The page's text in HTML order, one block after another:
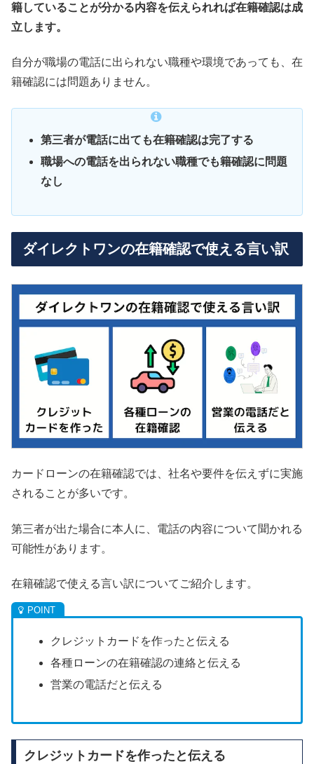
籍していることが分かる内容を伝えられれば在籍確認は成
立します。
自分が職場の電話に出られない職種や環境であっても、在
籍確認には問題ありません。
第三者が電話に出ても在籍確認は完了する
職場への電話を出られない職種でも籍確認に問題
なし
ダイレクトワンの在籍確認で使える言い訳
カードローンの在籍確認では、社名や要件を伝えずに実施
されることが多いです。
第三者が出た場合に本人に、電話の内容について聞かれる
可能性があります。
在籍確認で使える言い訳についてご紹介します。
クレジットカードを作ったと伝える
各種ローンの在籍確認の連絡と伝える
営業の電話だと伝える
クレジットカードを作ったと伝える